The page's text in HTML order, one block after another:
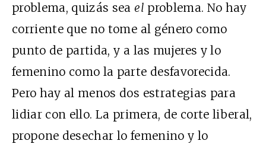
problema, quizás seael problema. No hay
corriente que no tome al género como
punto de partida, y a las mujeres y lo
femenino como la parte desfavorecida.
Pero hay al menos dos estrategias para
lidiar con ello. La primera, de corte liberal,
propone desechar lo femenino y lo